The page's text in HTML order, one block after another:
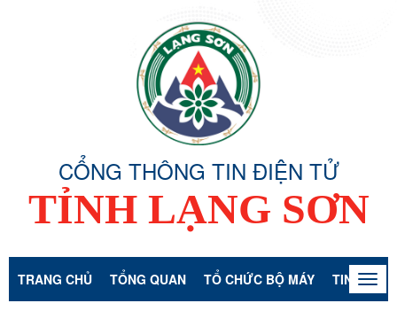
CỔNG THÔNG TIN ĐIỆN TỬ
TỈNH LẠNG SƠN
TRANG CHỦ TỔNG QUAN TỔ CHỨC BỘ MÁY TIN TỨC -